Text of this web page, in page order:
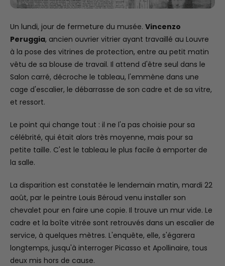
Un lundi, jour de fermeture du musée. Vincenzo
Peruggia, ancien ouvrier vitrier ayant travaillé au Louvre
à la pose des vitrines de protection, entre au petit matin
vêtu de sa blouse de travail. Il attend d'être seul dans le
Salon carré, décroche le tableau, l'emmène dans une
cage d'escalier, le débarrasse de son cadre et de sa vitre,
et ressort.
Le point qui change tout : il ne l'a pas choisie pour sa
célébrité, qui était alors très moyenne, mais pour sa
petite taille. C'est le tableau le plus facile à emporter de
la salle.
La disparition est constatée le lendemain matin, mardi 22
août, par le peintre Louis Béroud venu installer son
chevalet pour en faire une copie. Il trouve un mur vide. Le
cadre et la boîte vitrée sont retrouvés dans un escalier de
service, à quelques mètres. L'enquête, elle, s'égarera
longtemps, jusqu'à interroger Picasso et Apollinaire, tous
deux mis hors de cause.